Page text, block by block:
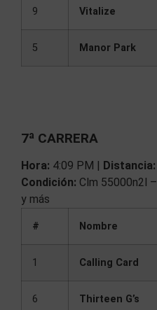
9 Vitalize
5 Manor Park
7ª CARRERA
Hora: 4:09 PM | Distancia:
Condición: Clm 55000n2l
y más
# Nombre
1 Calling Card
6 Thirteen G’s